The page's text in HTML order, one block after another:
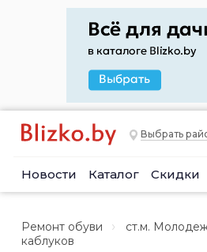
Выбрать
Новости Каталог Скидки
Ремонт обуви ст.м.
каблуков